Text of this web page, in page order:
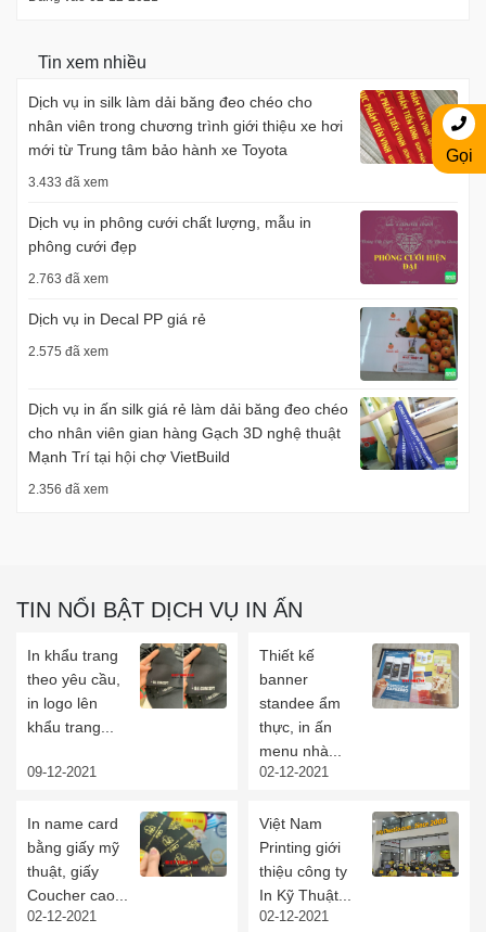
Tin xem nhiều
Dịch vụ in silk làm dải băng đeo chéo cho
nhân viên trong chương trình giới thiệu xe hơi
mới từ Trung tâm bảo hành xe Toyota
3.433 đã xem
Dịch vụ in phông cưới chất lượng, mẫu in
phông cưới đẹp
2.763 đã xem
Dịch vụ in Decal PP giá rẻ
2.575 đã xem
Dịch vụ in ấn silk giá rẻ làm dải băng đeo chéo
cho nhân viên gian hàng Gạch 3D nghệ thuật
Mạnh Trí tại hội chợ VietBuild
2.356 đã xem
TIN NỔI BẬT DỊCH VỤ IN ẤN
In khẩu trang
theo yêu cầu,
in logo lên
khẩu trang...
09-12-2021
Thiết kế
banner
standee ẩm
thực, in ấn
menu nhà...
02-12-2021
In name card
bằng giấy mỹ
thuật, giấy
Coucher cao...
02-12-2021
Việt Nam
Printing giới
thiệu công ty
In Kỹ Thuật...
02-12-2021
Gọi